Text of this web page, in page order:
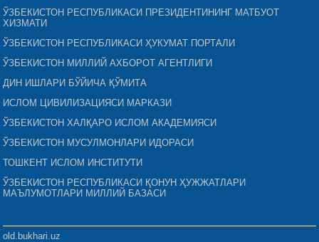
ЎЗБЕКИСТОН РЕСПУБЛИКАСИ ПРЕЗИДЕНТИНИНГ МАТБУОТ
ХИЗМАТИ
ЎЗБЕКИСТОН РЕСПУБЛИКАСИ ҲУКУМАТ ПОРТАЛИ
ЎЗБЕКИСТОН МИЛЛИЙ АХБОРОТ АГЕНТЛИГИ
ДИН ИШЛАРИ БЎЙИЧА ҚЎМИТА
ИСЛОМ ЦИВИЛИЗАЦИЯСИ МАРКАЗИ
ЎЗБЕКИСТОН ХАЛҚАРО ИСЛОМ АКАДЕМИЯСИ
ЎЗБЕКИСТОН МУСУЛМОНЛАРИ ИДОРАСИ
ТОШКЕНТ ИСЛОМ ИНСТИТУТИ
ЎЗБЕКИСТОН РЕСПУБЛИКАСИ ҚОНУН ҲУЖЖАТЛАРИ
МАЪЛУМОТЛАРИ МИЛЛИЙ БАЗАСИ
old.bukhari.uz